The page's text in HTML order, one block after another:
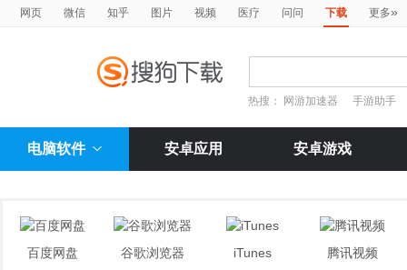
网页 微信 知乎 图片 视频 医疗 问问 下载 更多»
热搜： 网游加速器 手游助手
电脑软件 安卓应用 安卓游戏
百度网盘 谷歌浏览器 iTunes 腾讯视频